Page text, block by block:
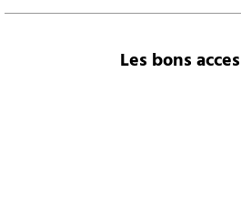
Les bons